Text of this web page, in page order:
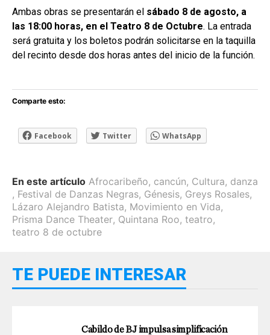
Ambas obras se presentarán el sábado 8 de agosto, a
las 18:00 horas, en el Teatro 8 de Octubre. La entrada
será gratuita y los boletos podrán solicitarse en la taquilla
del recinto desde dos horas antes del inicio de la función.
Comparte esto:
Facebook Twitter WhatsApp
En este artículo Afrocaribeño, cancún, Cultura, danza
, Festival de Danzas Negras, Génesis, Greys Rosales,
Lázaro Alejandro Batista, Movimiento en Vida,
Prisma Dance Theater, Quintana Roo, teatro,
teatro 8 de octubre
TE PUEDE INTERESAR
Cabildo de BJ impulsa simplificación